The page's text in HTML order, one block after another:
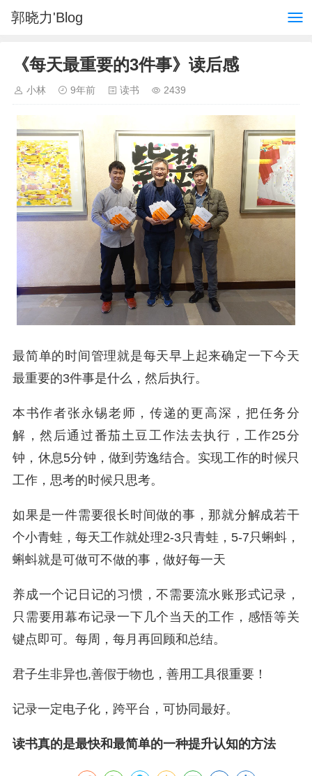
郭晓力'Blog
《每天最重要的3件事》读后感
小林 9年前 读书 2439
最简单的时间管理就是每天早上起来确定一下今天
最重要的3件事是什么，然后执行。
本书作者张永锡老师，传递的更高深，把任务分
解，然后通过番茄土豆工作法去执行，工作25分
钟，休息5分钟，做到劳逸结合。实现工作的时候只
工作，思考的时候只思考。
如果是一件需要很长时间做的事，那就分解成若干
个小青蛙，每天工作就处理2-3只青蛙，5-7只蝌蚪，
蝌蚪就是可做可不做的事，做好每一天
养成一个记日记的习惯，不需要流水账形式记录，
只需要用幕布记录一下几个当天的工作，感悟等关
键点即可。每周，每月再回顾和总结。
君子生非异也,善假于物也，善用工具很重要！
记录一定电子化，跨平台，可协同最好。
读书真的是最快和最简单的一种提升认知的方法